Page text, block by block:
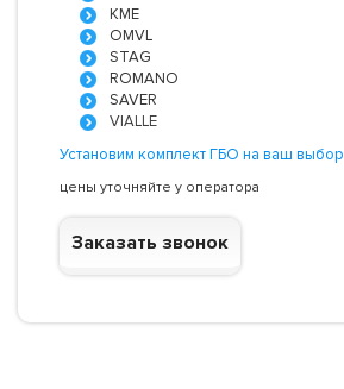
KME
OMVL
STAG
ROMANO
SAVER
VIALLE
Установим комплект ГБО на ваш выбор
цены уточняйте у оператора
Заказать звонок